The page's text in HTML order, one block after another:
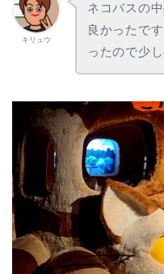
キリュウ
ネコバスの
良かったで
ったので少